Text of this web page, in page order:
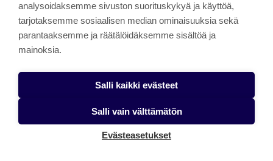
Viittausohje
Hakamäki, M. (2026). Koululaisten liikkumisen poliittinen
ohjaus 2000-luvulla: Kokonaiskoulupäivä, Liikkuva koulu
ja Harrastamisen Suomen malli. Jamk Arena Pro.
analysoidaksemme sivuston suorituskykyä ja käyttöä,
tarjotaksemme sosiaalisen median ominaisuuksia sekä
parantaaksemme ja räätälöidäksemme sisältöä ja
mainoksia.
Salli kaikki evästeet
Salli vain välttämätön
Evästeasetukset